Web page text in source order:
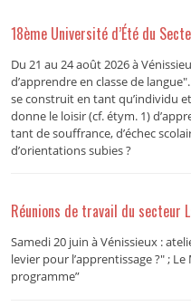
18ème Université d’Été du
Du 21 au 24 août 2026 à
d’apprendre en classe de
se construit en tant qu’individu
donne le loisir (cf. étym. 1)
tant de souffrance, d’échec
d’orientations subies ?
Réunions de travail du secteur
Samedi 20 juin à Vénissieux :
levier pour l’apprentissage ?" ;
programme”